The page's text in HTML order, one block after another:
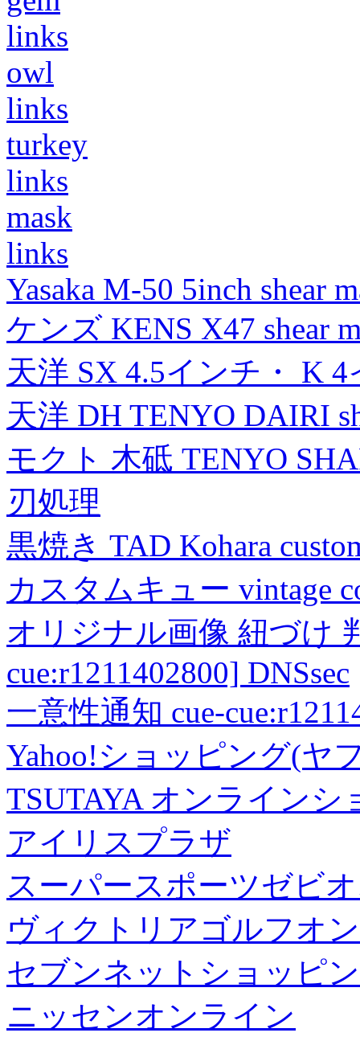
links
owl
links
turkey
links
mask
links
Yasaka M-50 5inch shear
ケンズ KENS X47 shear
天洋 SX 4.5インチ・ K
天洋 DH TENYO DAIRI
モクト 木砥 TENYO
刃処理
黒焼き TAD Kohara
カスタムキュー vintage
オリジナル画像 紐づけ
cue:r1211402800] DNSsec
一意性通知 cue-
Yahoo!ショッピング(ヤ
TSUTAYA オンラインシ
アイリスプラザ
スーパースポーツゼビ
ヴィクトリアゴルフオ
セブンネットショッピ
ニッセンオンライン